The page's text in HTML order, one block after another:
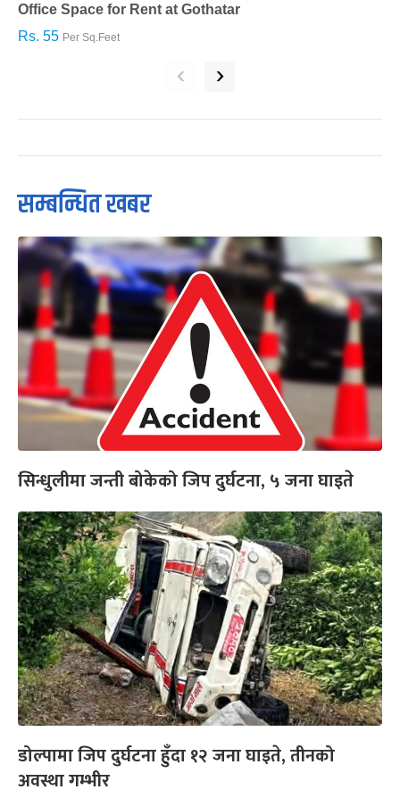
Office Space for Rent at Gothatar
Rs. 55 Per Sq.Feet
‹ ›
सम्बन्धित खबर
सिन्धुलीमा जन्ती बोकेको जिप दुर्घटना, ५ जना घाइते
डोल्पामा जिप दुर्घटना हुँदा १२ जना घाइते, तीनको
अवस्था गम्भीर